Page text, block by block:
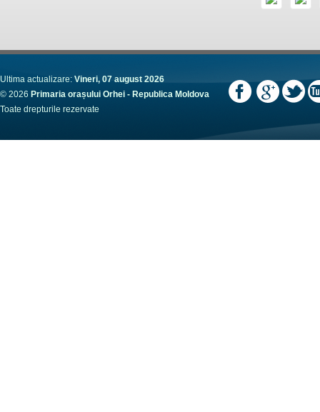
Ultima actualizare: Vineri, 07 august 2026
© 2026 Primaria orașului Orhei - Republica Moldova
Toate drepturile rezervate